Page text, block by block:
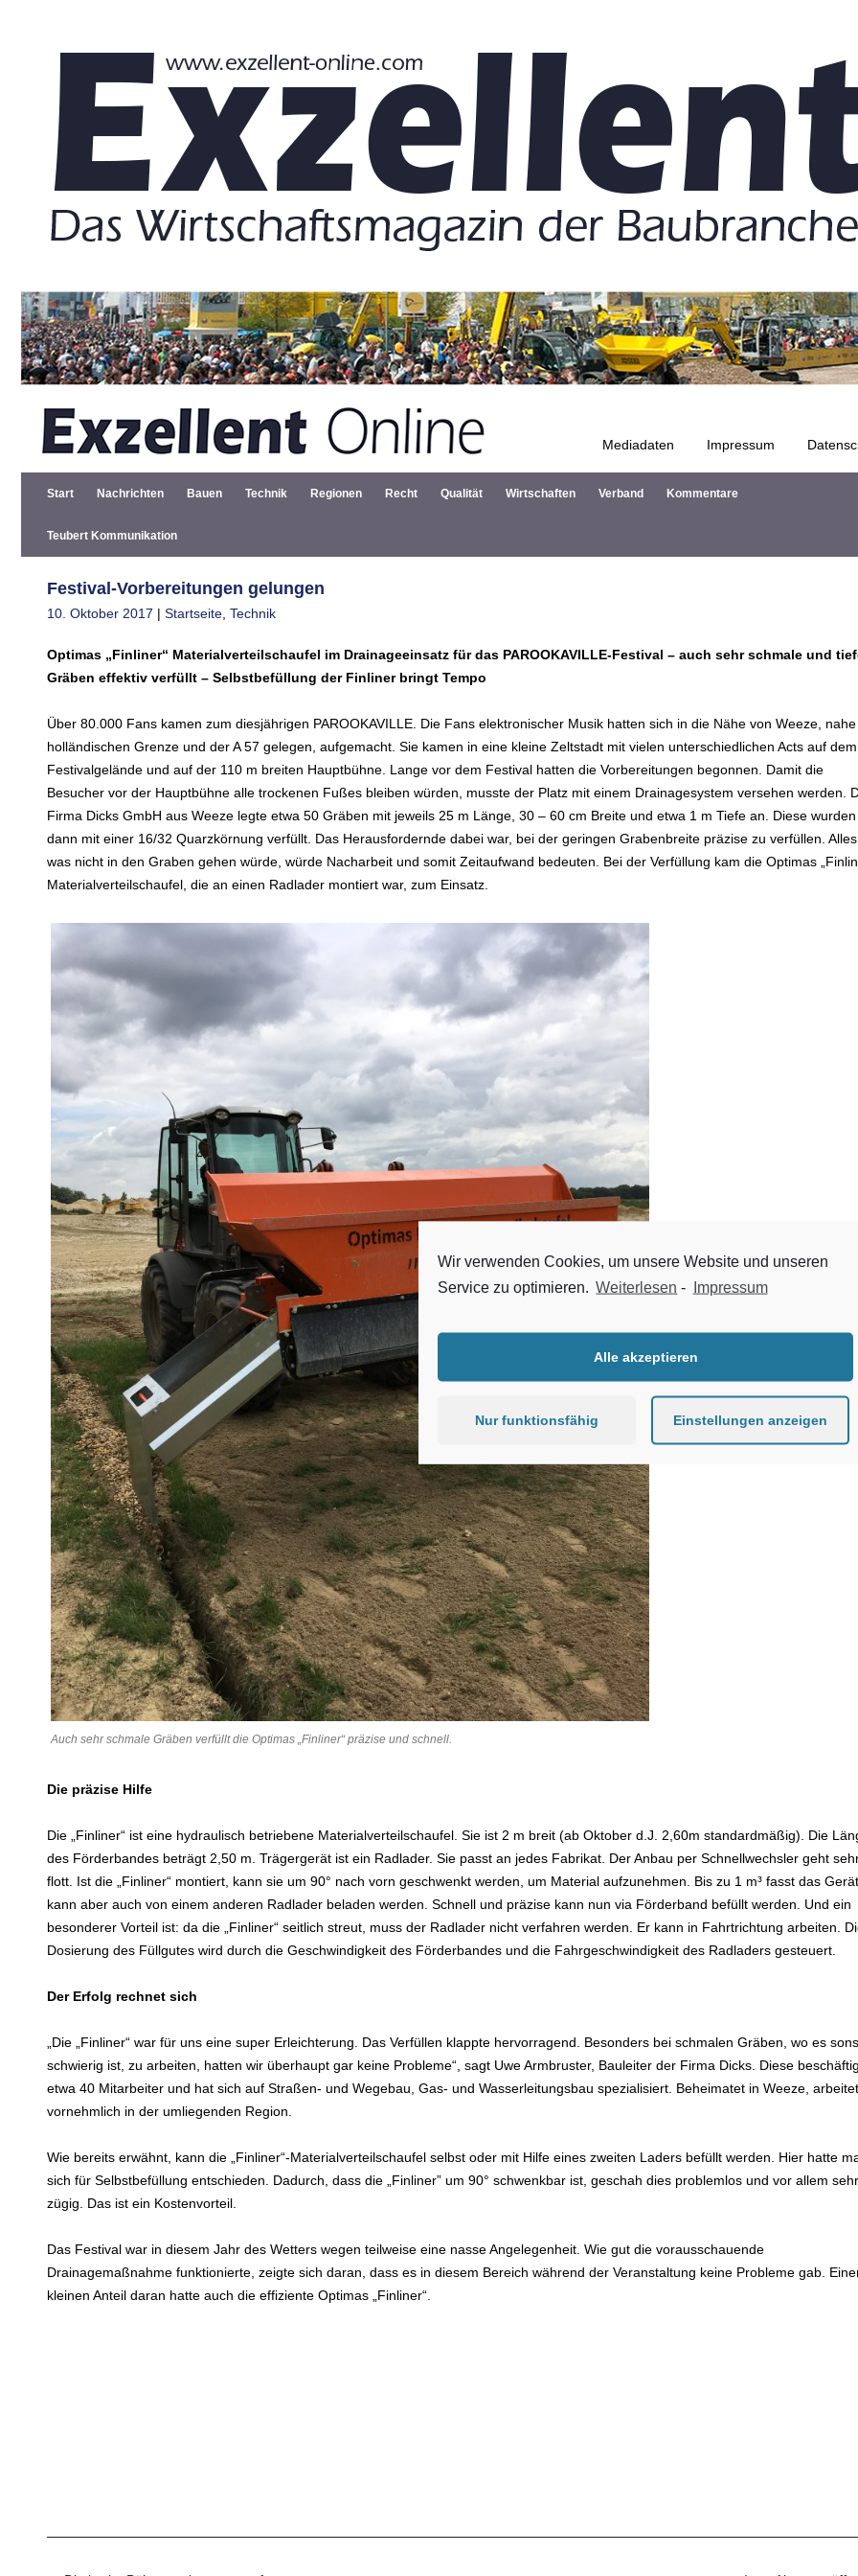
Mediadaten Impressum
Zum Inhalt springen
Start Nachrichten Bauen Technik Regionen Recht Qualität Wirtschaften Verband Kommentare
Teubert Kommunikation
Festival-Vorbereitungen gelungen
10. Oktober 2017 | Startseite Technik
Optimas „Finliner“ Materialverteilschaufel im Drainageeinsatz für das PAROOKAVILLE-Festival – auch sehr schmale und
Gräben effektiv verfüllt – Selbstbefüllung der Finliner bringt Tempo
Über 80.000 Fans kamen zum diesjährigen PAROOKAVILLE. Die Fans elektronischer Musik hatten sich in die Nähe von Weeze,
holländischen Grenze und der A 57 gelegen, aufgemacht. Sie kamen in eine kleine Zeltstadt mit vielen unterschiedlichen Acts auf dem
Festivalgelände und auf der 110 m breiten Hauptbühne. Lange vor dem Festival hatten die Vorbereitungen begonnen. Damit die
Besucher vor der Hauptbühne alle trockenen Fußes bleiben würden, musste der Platz mit einem Drainagesystem versehen werden.
Firma Dicks GmbH aus Weeze legte etwa 50 Gräben mit jeweils 25 m Länge, 30 – 60 cm Breite und etwa 1 m Tiefe an. Diese wurden
dann mit einer 16/32 Quarzkörnung verfüllt. Das Herausfordernde dabei war, bei der geringen Grabenbreite präzise zu verfüllen. Alles
was nicht in den Graben gehen würde, würde Nacharbeit und somit Zeitaufwand bedeuten. Bei der Verfüllung kam die Optimas
Materialverteilschaufel, die an einen Radlader montiert war, zum Einsatz.
Auch sehr schmale Gräben verfüllt die Optimas „Finliner“ präzise und schnell.
Die präzise Hilfe
Die „Finliner“ ist eine hydraulisch betriebene Materialverteilschaufel. Sie ist 2 m breit (ab Oktober d.J. 2,60m standardmäßig). Die
des Förderbandes beträgt 2,50 m. Trägergerät ist ein Radlader. Sie passt an jedes Fabrikat. Der Anbau per Schnellwechsler geht
flott. Ist die „Finliner“ montiert, kann sie um 90° nach vorn geschwenkt werden, um Material aufzunehmen. Bis zu 1 m³ fasst das
kann aber auch von einem anderen Radlader beladen werden. Schnell und präzise kann nun via Förderband befüllt werden. Und ein
besonderer Vorteil ist: da die „Finliner“ seitlich streut, muss der Radlader nicht verfahren werden. Er kann in Fahrtrichtung arbeiten.
Dosierung des Füllgutes wird durch die Geschwindigkeit des Förderbandes und die Fahrgeschwindigkeit des Radladers gesteuert.
Der Erfolg rechnet sich
„Die „Finliner“ war für uns eine super Erleichterung. Das Verfüllen klappte hervorragend. Besonders bei schmalen Gräben, wo es
schwierig ist, zu arbeiten, hatten wir überhaupt gar keine Probleme“, sagt Uwe Armbruster, Bauleiter der Firma Dicks. Diese
etwa 40 Mitarbeiter und hat sich auf Straßen- und Wegebau, Gas- und Wasserleitungsbau spezialisiert. Beheimatet in Weeze,
vornehmlich in der umliegenden Region.
Wie bereits erwähnt, kann die „Finliner“-Materialverteilschaufel selbst oder mit Hilfe eines zweiten Laders befüllt werden. Hier hatte
sich für Selbstbefüllung entschieden. Dadurch, dass die „Finliner” um 90° schwenkbar ist, geschah dies problemlos und vor allem sehr
zügig. Das ist ein Kostenvorteil.
Das Festival war in diesem Jahr des Wetters wegen teilweise eine nasse Angelegenheit. Wie gut die vorausschauende
Drainagemaßnahme funktionierte, zeigte sich daran, dass es in diesem Bereich während der Veranstaltung keine Probleme gab.
kleinen Anteil daran hatte auch die effiziente Optimas „Finliner“.
Wir verwenden Cookies, um unsere Website und unseren
Service zu optimieren. Weiterlesen - Impressum
Alle akzeptieren
Nur funktionsfähig Einstellungen anzeigen